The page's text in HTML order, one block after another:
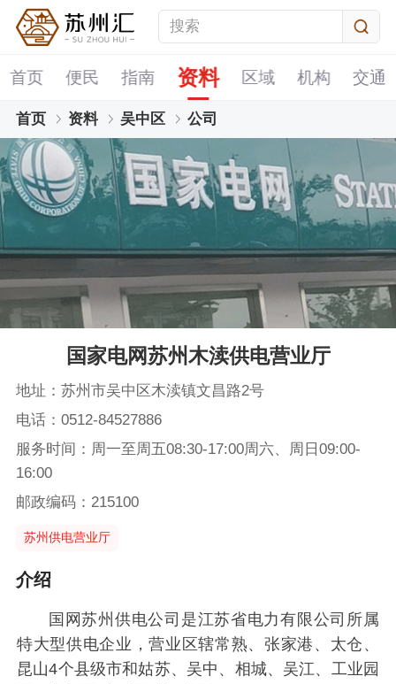
首页 便民 指南 资料 区域 机构 交通
首页 资料 吴中区 公司
国家电网苏州木渎供电营业厅
地址：苏州市吴中区木渎镇文昌路2号
电话：0512-84527886
服务时间：周一至周五08:30-17:00周六、周日09:00-
16:00
邮政编码：215100
苏州供电营业厅
介绍
国网苏州供电公司是江苏省电力有限公司所属
特大型供电企业，营业区辖常熟、张家港、太仓、
昆山4个县级市和姑苏、吴中、相城、吴江、工业园